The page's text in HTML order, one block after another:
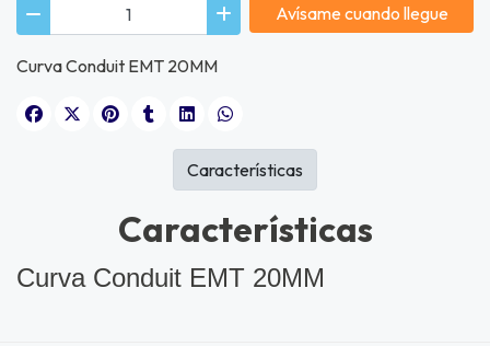
Avísame cuando llegue
Curva Conduit EMT 20MM
Características
Curva Conduit EMT 20MM
Características